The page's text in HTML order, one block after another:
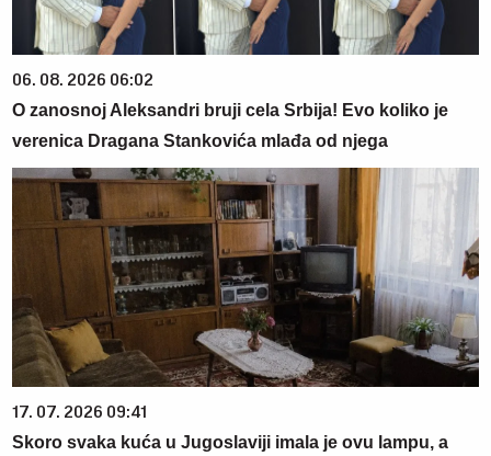
06. 08. 2026 06:02
O zanosnoj Aleksandri bruji cela Srbija! Evo koliko je
verenica Dragana Stankovića mlađa od njega
17. 07. 2026 09:41
Skoro svaka kuća u Jugoslaviji imala je ovu lampu, a